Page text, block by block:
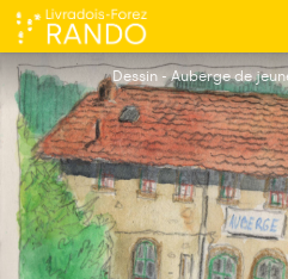
Auberge collective de 36